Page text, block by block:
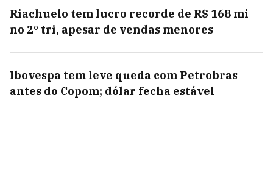
Riachuelo tem lucro recorde de R$ 168 mi
no 2º tri, apesar de vendas menores
Ibovespa tem leve queda com Petrobras
antes do Copom; dólar fecha estável